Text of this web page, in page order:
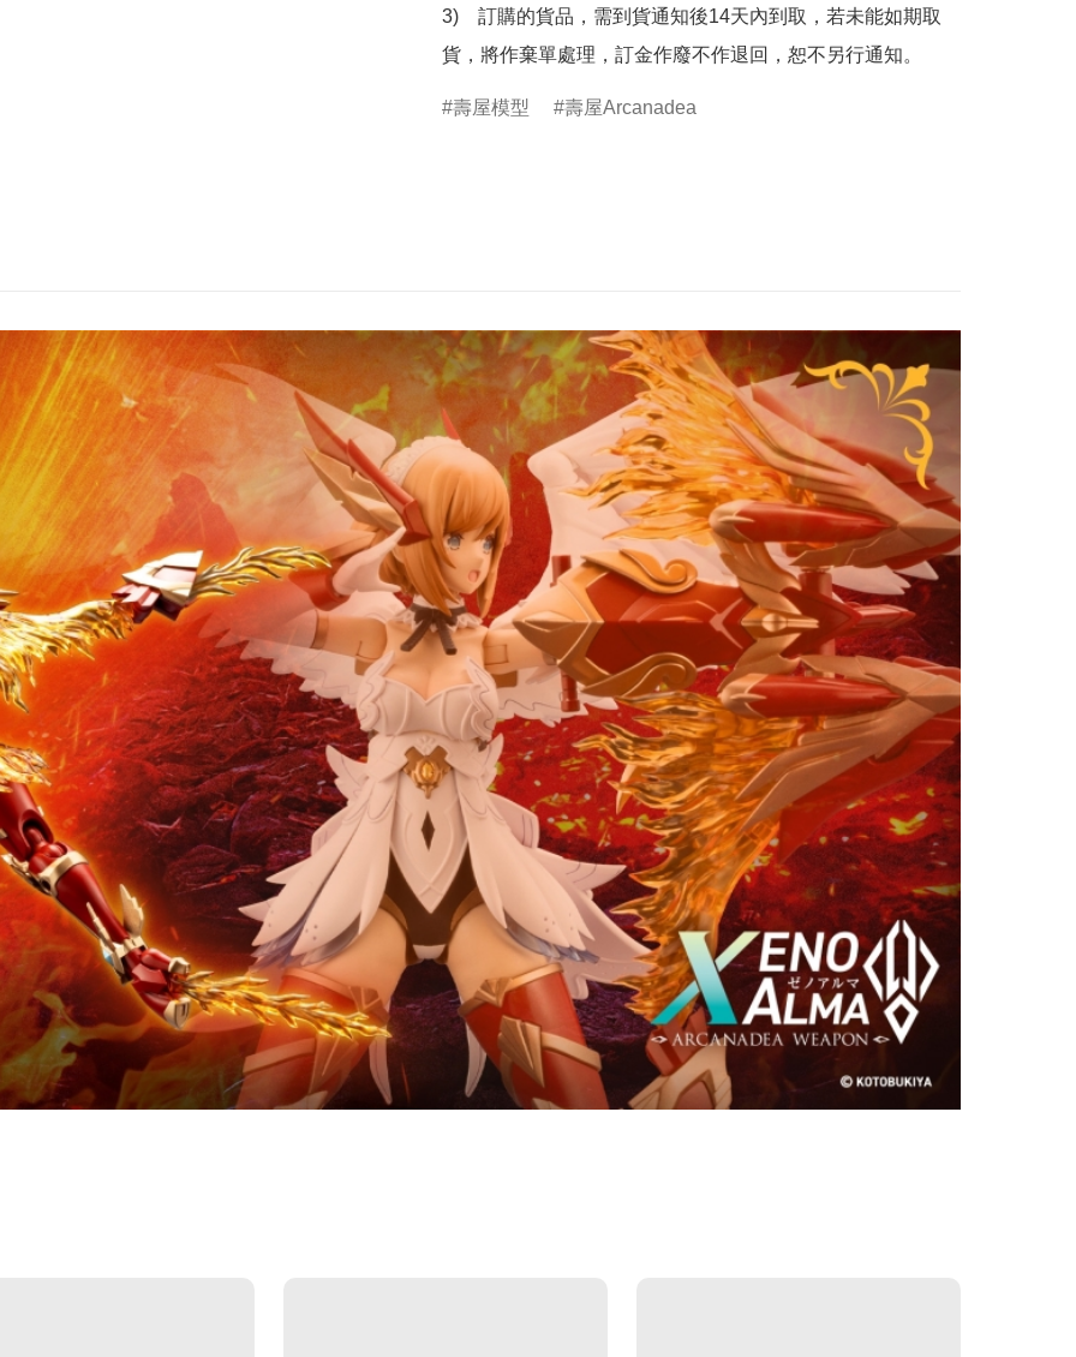
3)　訂購的貨品，需到貨通知後14天內到取，若未能如期取
貨，將作棄單處理，訂金作廢不作退回，恕不另行通知。
壽屋模型 壽屋Arcanadea